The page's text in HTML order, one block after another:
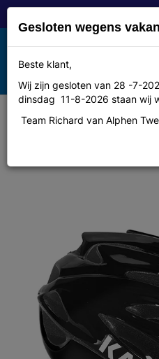
Toggle
navigation
MENU
Kask black/black
Gesloten wegens
Beste klant,
Wij zijn gesloten van 28 -7-
dinsdag 11-8-2026 staan wij
Team Richard van Alphen